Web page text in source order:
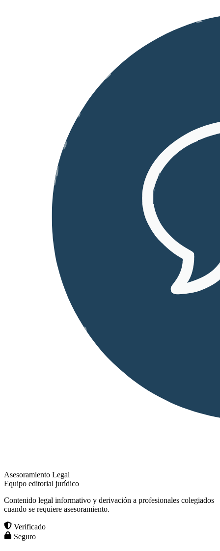
Asesoramiento Legal
Equipo editorial jurídico
Contenido legal informativo y derivación a profesionales colegiados
cuando se requiere asesoramiento.
Verificado
Seguro